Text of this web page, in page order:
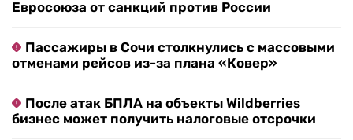
Евросоюза от санкций против России
Пассажиры в Сочи столкнулись с массовыми
отменами рейсов из-за плана «Ковер»
После атак БПЛА на объекты Wildberries
бизнес может получить налоговые отсрочки